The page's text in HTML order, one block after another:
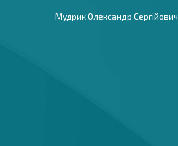
Мудрик Олександр Сергійович